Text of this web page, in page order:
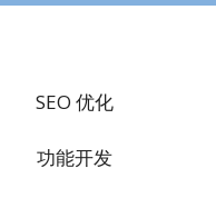
SEO 优化
功能开发